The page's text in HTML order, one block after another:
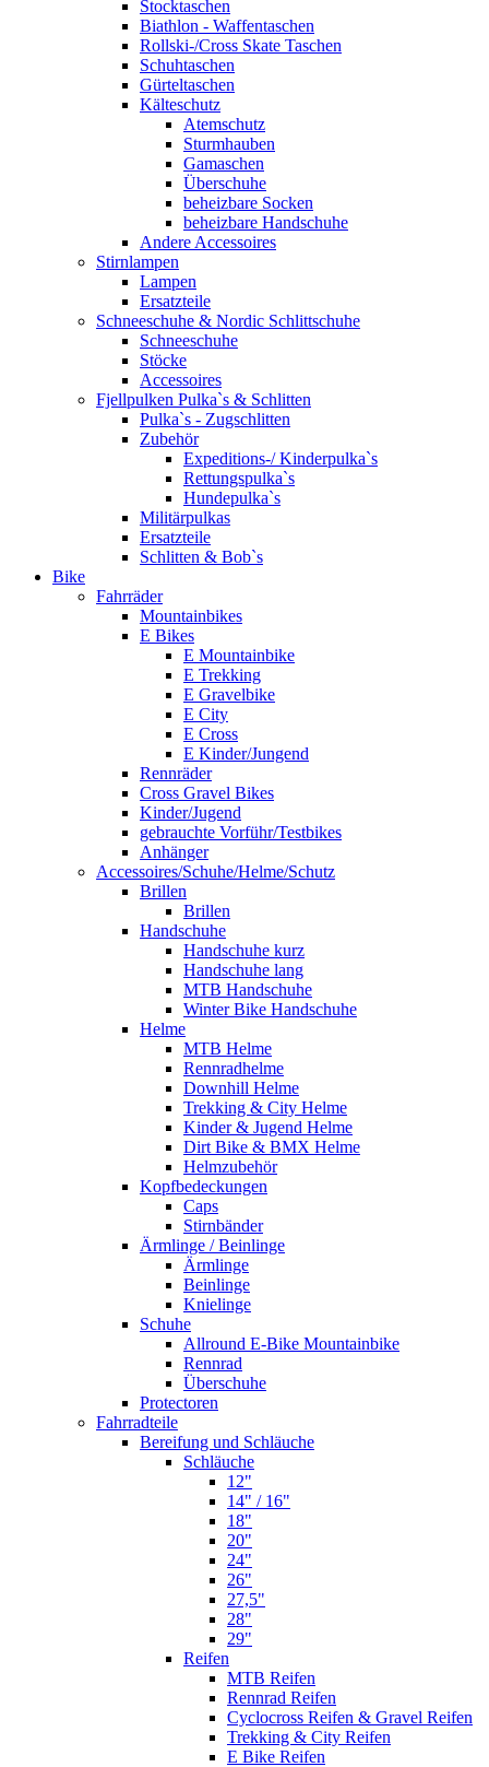
Stocktaschen
Biathlon - Waffentaschen
Rollski-/Cross Skate Taschen
Schuhtaschen
Gürteltaschen
Kälteschutz
Atemschutz
Sturmhauben
Gamaschen
Überschuhe
beheizbare Socken
beheizbare Handschuhe
Andere Accessoires
Stirnlampen
Lampen
Ersatzteile
Schneeschuhe & Nordic Schlittschuhe
Schneeschuhe
Stöcke
Accessoires
Fjellpulken Pulka`s & Schlitten
Pulka`s - Zugschlitten
Zubehör
Expeditions-/ Kinderpulka`s
Rettungspulka`s
Hundepulka`s
Militärpulkas
Ersatzteile
Schlitten & Bob`s
Bike
Fahrräder
Mountainbikes
E Bikes
E Mountainbike
E Trekking
E Gravelbike
E City
E Cross
E Kinder/Jungend
Rennräder
Cross Gravel Bikes
Kinder/Jugend
gebrauchte Vorführ/Testbikes
Anhänger
Accessoires/Schuhe/Helme/Schutz
Brillen
Brillen
Handschuhe
Handschuhe kurz
Handschuhe lang
MTB Handschuhe
Winter Bike Handschuhe
Helme
MTB Helme
Rennradhelme
Downhill Helme
Trekking & City Helme
Kinder & Jugend Helme
Dirt Bike & BMX Helme
Helmzubehör
Kopfbedeckungen
Caps
Stirnbänder
Ärmlinge / Beinlinge
Ärmlinge
Beinlinge
Knielinge
Schuhe
Allround E-Bike Mountainbike
Rennrad
Überschuhe
Protectoren
Fahrradteile
Bereifung und Schläuche
Schläuche
12"
14" / 16"
18"
20"
24"
26"
27,5"
28"
29"
Reifen
MTB Reifen
Rennrad Reifen
Cyclocross Reifen & Gravel Reifen
Trekking & City Reifen
E Bike Reifen